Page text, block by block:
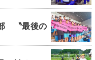
〝最後の